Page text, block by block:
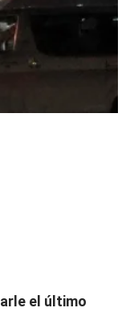
el último